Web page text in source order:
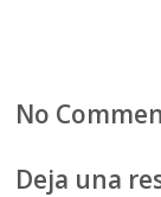
No
Deja una